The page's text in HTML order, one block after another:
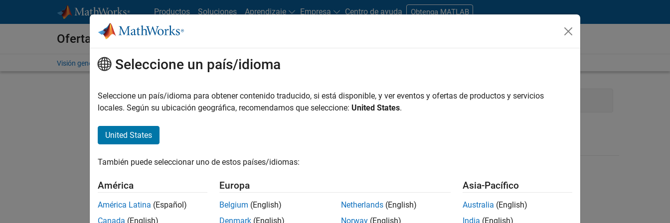
Productos Soluciones Aprendizaje Empresa Centro de ayuda Obtenga MATLAB
Ofertas de empleo en MathWorks
Visión general Búsqueda de empleo Oficinas locales Estudiantes y nuevas carreras
FILTRADO POR Business Applications and Tools Software Process Engineering Industry Marketing
No se han traducido todos los empleos. Busque por ubicación para encontrar todos los empleos en su zona.
Seleccione un país/idioma
Seleccione un país/idioma para obtener contenido traducido, si está disponible, y ver eventos y ofertas de productos y servicios
locales. Según su ubicación geográfica, recomendamos que seleccione: United States.
United States
También puede seleccionar uno de estos países/idiomas:
América
América Latina (Español)
Canada (English)
Europa
Belgium (English)
Denmark (English)
Netherlands (English)
Norway (English)
Asia-Pacífico
Australia (English)
India (English)